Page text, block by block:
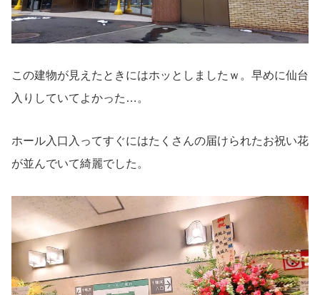
この建物が見えたときにはホッとしましたｗ。早めに仙台
入りしていてよかった…。
ホール入口入ってすぐにはたくさんの届けられたお祝い花
が並んでいて綺麗でした。